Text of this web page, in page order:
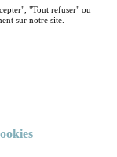
"Tout refuser" ou
sur notre site.